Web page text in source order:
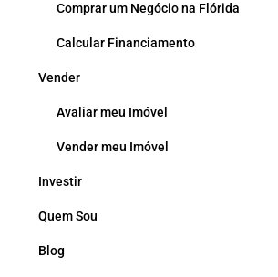
Comprar um Negócio na Flórida
Calcular Financiamento
Vender
Avaliar meu Imóvel
Vender meu Imóvel
Investir
Quem Sou
Blog